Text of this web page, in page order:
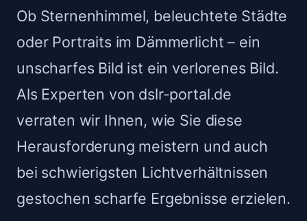
Ob Sternenhimmel, beleuchtete Städte
oder Portraits im Dämmerlicht – ein
unscharfes Bild ist ein verlorenes Bild.
Als Experten von dslr-portal.de
verraten wir Ihnen, wie Sie diese
Herausforderung meistern und auch
bei schwierigsten Lichtverhältnissen
gestochen scharfe Ergebnisse erzielen.